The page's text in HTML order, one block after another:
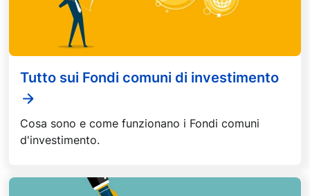
Tutto sui Fondi comuni di investimento
Cosa sono e come funzionano i Fondi comuni
d'investimento.